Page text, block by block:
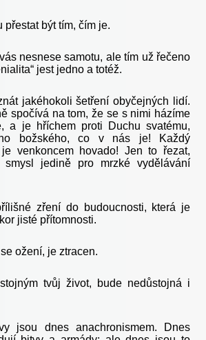
přestat být tím, čím je.
nesnese samotu, ale tím už řečeno
jest jedno a totéž.
jakéhokoli šetření obyčejných lidí.
spočívá na tom, že se s nimi házíme
a je hříchem proti Duchu svatému,
božského, co v nás je! Každý
venkoncem hovado! Jen to řezat,
jedině pro mrzké vydělávání
zření do budoucnosti, která je
jisté přítomnosti.
ožení, je ztracen.
tvůj život, bude nedůstojná i
jsou dnes anachronismem. Dnes